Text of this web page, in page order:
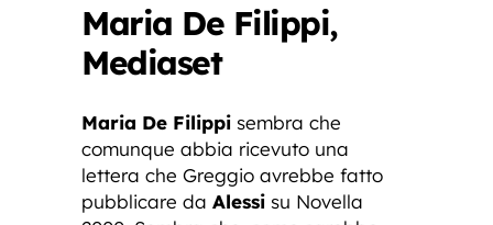
Maria De Filippi,
Mediaset
Maria De Filippi sembra che
comunque abbia ricevuto una
lettera che Greggio avrebbe fatto
pubblicare da Alessi su Novella